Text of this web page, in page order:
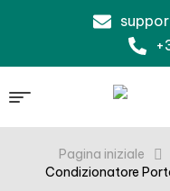
Pagina iniziale
Condizionatore